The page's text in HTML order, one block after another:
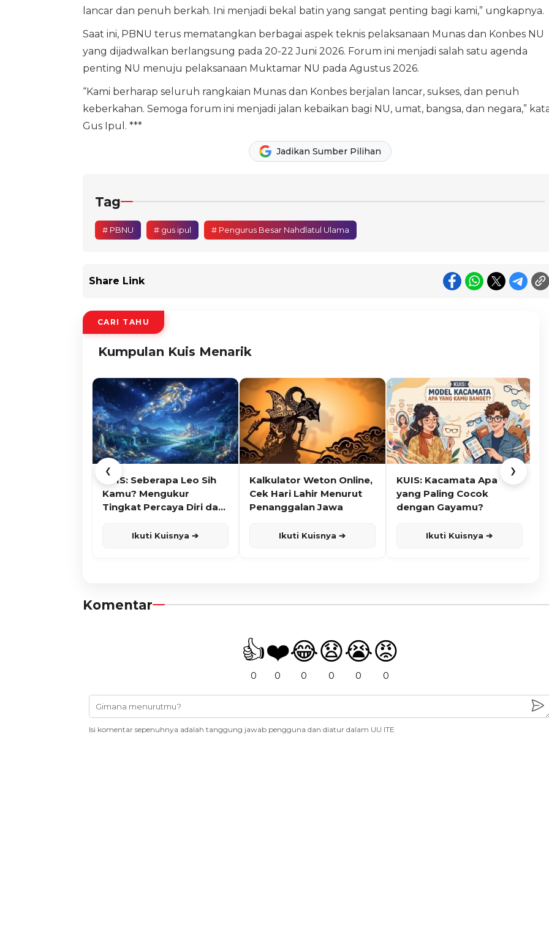
lancar dan penuh berkah. Ini menjadi bekal batin yang sangat penting bagi kami,” ungkapnya.
Saat ini, PBNU terus mematangkan berbagai aspek teknis pelaksanaan Munas dan Konbes NU
yang dijadwalkan berlangsung pada 20-22 Juni 2026. Forum ini menjadi salah satu agenda
penting NU menuju pelaksanaan Muktamar NU pada Agustus 2026.
“Kami berharap seluruh rangkaian Munas dan Konbes berjalan lancar, sukses, dan penuh
keberkahan. Semoga forum ini menjadi jalan kebaikan bagi NU, umat, bangsa, dan negara,”
Gus Ipul. ***
Jadikan Sumber Pilihan
Tag
# PBNU # gus ipul # Pengurus Besar Nahdlatul Ulama
Share Link
CARI TAHU
Kumpulan Kuis Menarik
❮
KUIS: Seberapa Leo Sih
Kamu? Mengukur
Tingkat Percaya Diri dan
Ikuti Kuisnya ➔
Kalkulator Weton Online,
Cek Hari Lahir Menurut
Penanggalan Jawa
Ikuti Kuisnya ➔
KUIS: Kacamata Apa
yang Paling Cocok
dengan Gayamu?
Ikuti Kuisnya ➔
❯
Komentar
👍
0
❤️
0
😂
0
😧
0
😭
0
😡
0
Isi komentar sepenuhnya adalah tanggung jawab pengguna dan diatur dalam UU ITE